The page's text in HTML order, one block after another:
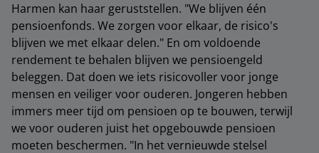
Harmen kan haar geruststellen. "We blijven één
pensioenfonds. We zorgen voor elkaar, de risico's
blijven we met elkaar delen." En om voldoende
rendement te behalen blijven we pensioengeld
beleggen. Dat doen we iets risicovoller voor jonge
mensen en veiliger voor ouderen. Jongeren hebben
immers meer tijd om pensioen op te bouwen, terwijl
we voor ouderen juist het opgebouwde pensioen
moeten beschermen. "In het vernieuwde stelsel